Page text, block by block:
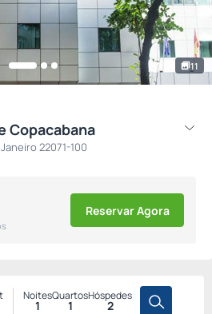
11
Copacabana
22071-100
Reservar Agora
Noites
1
Quartos
1
Hóspedes
2